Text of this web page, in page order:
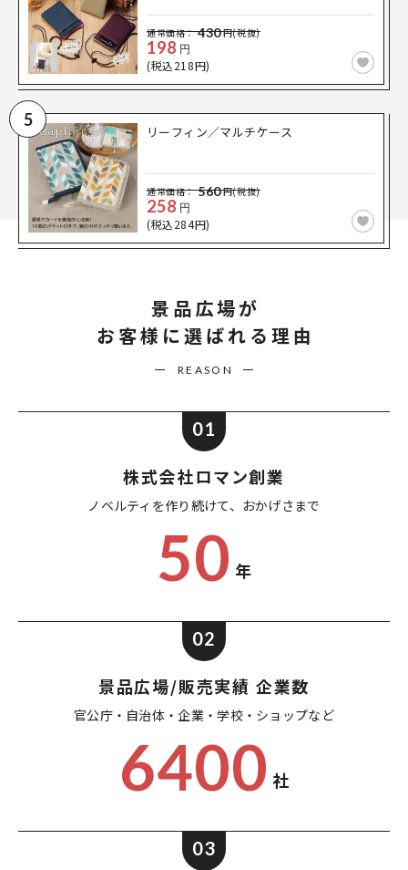
通常価格： 430円(税抜)
198 円
(税込218円)
5
リーフィン／マルチケース
通常価格： 560円(税抜)
258 円
(税込284円)
景品広場が
お客様に選ばれる理由
REASON
01
株式会社ロマン創業
ノベルティを作り続けて、 おかげさまで
50 年
02
景品広場/販売実績 企業数
官公庁・自治体・企業・学校・ショップなど
6400 社
03